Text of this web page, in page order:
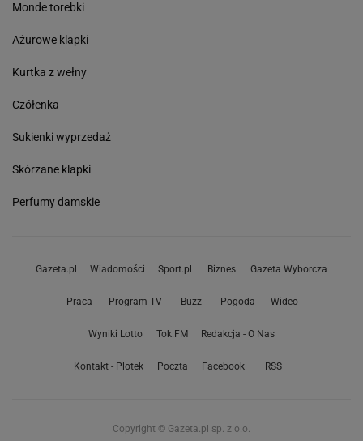
Monde torebki
Ażurowe klapki
Kurtka z wełny
Czółenka
Sukienki wyprzedaż
Skórzane klapki
Perfumy damskie
Gazeta.pl Wiadomości Sport.pl Biznes Gazeta Wyborcza
Praca Program TV Buzz Pogoda Wideo
Wyniki Lotto Tok.FM Redakcja - O Nas
Kontakt - Plotek Poczta Facebook RSS
Copyright © Gazeta.pl sp. z o.o.